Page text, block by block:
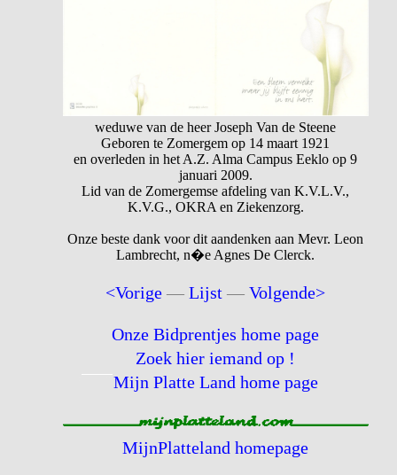
weduwe van de heer Joseph Van de Steene
Geboren te Zomergem op 14 maart 1921
en overleden in het A.Z. Alma Campus Eeklo op 9
januari 2009.
Lid van de Zomergemse afdeling van K.V.L.V.,
K.V.G., OKRA en Ziekenzorg.
Onze beste dank voor dit aandenken aan Mevr. Leon
Lambrecht, n�e Agnes De Clerck.
<Vorige —Lijst —Volgende>
Onze Bidprentjes home page
Zoek hier iemand op !
Mijn Platte Land home page
MijnPlatteland homepage